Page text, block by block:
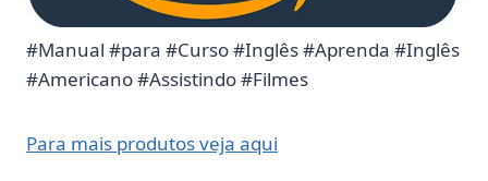
#Manual #para #Curso #Inglês #Aprenda #Inglês
#Americano #Assistindo #Filmes
Para mais produtos veja aqui